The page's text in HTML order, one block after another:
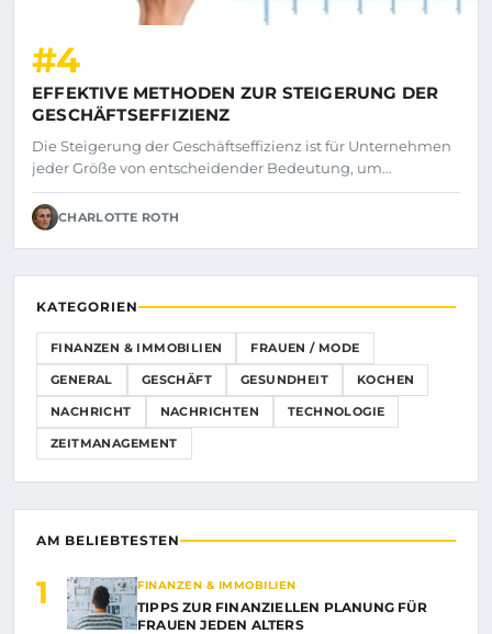
#4
EFFEKTIVE METHODEN ZUR STEIGERUNG DER
GESCHÄFTSEFFIZIENZ
Die Steigerung der Geschäftseffizienz ist für Unternehmen
jeder Größe von entscheidender Bedeutung, um…
CHARLOTTE ROTH
KATEGORIEN
FINANZEN & IMMOBILIEN FRAUEN / MODE
GENERAL GESCHÄFT GESUNDHEIT KOCHEN
NACHRICHT NACHRICHTEN TECHNOLOGIE
ZEITMANAGEMENT
AM BELIEBTESTEN
1 FINANZEN & IMMOBILIEN
TIPPS ZUR FINANZIELLEN PLANUNG FÜR
FRAUEN JEDEN ALTERS